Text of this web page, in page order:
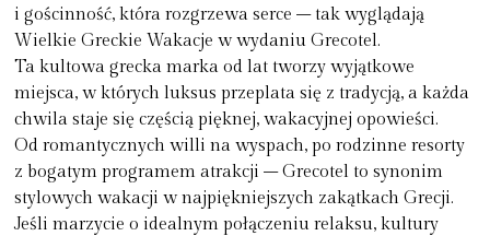
i gościnność, która rozgrzewa serce – tak wyglądają
Wielkie Greckie Wakacje w wydaniuGrecotel.
Ta kultowa grecka marka od lat tworzy wyjątkowe
miejsca, w których luksus przeplata się z tradycją, a każda
chwila staje się częścią pięknej, wakacyjnej opowieści.
Od romantycznych willi na wyspach, po rodzinne resorty
z bogatym programem atrakcji – Grecotel to synonim
stylowych wakacji w najpiękniejszych zakątkach Grecji.
Jeśli marzycie o idealnym połączeniu relaksu, kultury